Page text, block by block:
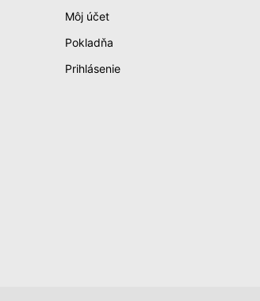
Môj účet
Pokladňa
Prihlásenie